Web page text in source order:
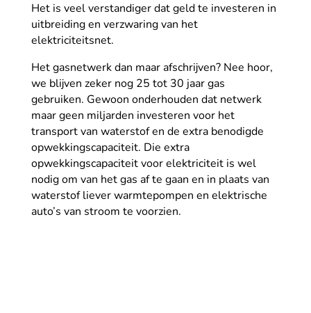
Het is veel verstandiger dat geld te investeren in
uitbreiding en verzwaring van het
elektriciteitsnet.
Het gasnetwerk dan maar afschrijven? Nee hoor,
we blijven zeker nog 25 tot 30 jaar gas
gebruiken. Gewoon onderhouden dat netwerk
maar geen miljarden investeren voor het
transport van waterstof en de extra benodigde
opwekkingscapaciteit. Die extra
opwekkingscapaciteit voor elektriciteit is wel
nodig om van het gas af te gaan en in plaats van
waterstof liever warmtepompen en elektrische
auto’s van stroom te voorzien.